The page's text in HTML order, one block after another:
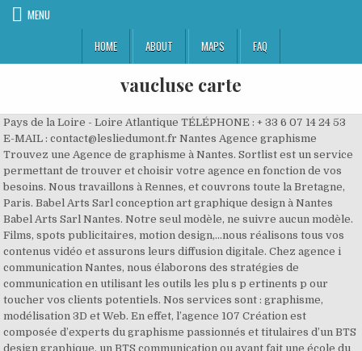
MENU
HOME
ABOUT MAPS FAQ
vaucluse carte
Pays de la Loire - Loire Atlantique TÉLÉPHONE : + 33 6 07 14 24 53
E-MAIL : contact@lesliedumont.fr Nantes Agence graphisme
Trouvez une Agence de graphisme à Nantes. Sortlist est un service
permettant de trouver et choisir votre agence en fonction de vos
besoins. Nous travaillons à Rennes, et couvrons toute la Bretagne,
Paris. Babel Arts Sarl conception art graphique design à Nantes
Babel Arts Sarl Nantes. Notre seul modèle, ne suivre aucun modèle.
Films, spots publicitaires, motion design,...nous réalisons tous vos
contenus vidéo et assurons leurs diffusion digitale. Chez agence i
communication Nantes, nous élaborons des stratégies de
communication en utilisant les outils les plu s p ertinents p our
toucher vos clients potentiels. Nos services sont : graphisme,
modélisation 3D et Web. En effet, l’agence 107 Création est
composée d’experts du graphisme passionnés et titulaires d’un BTS
design graphique, un BTS communication ou ayant fait une école du